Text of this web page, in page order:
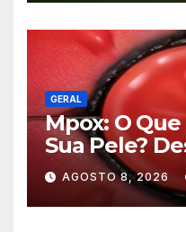
GERAL
Mpox: O
Sua Pele?
Lesões e
Prevenção
AGOSTO 8, 2026